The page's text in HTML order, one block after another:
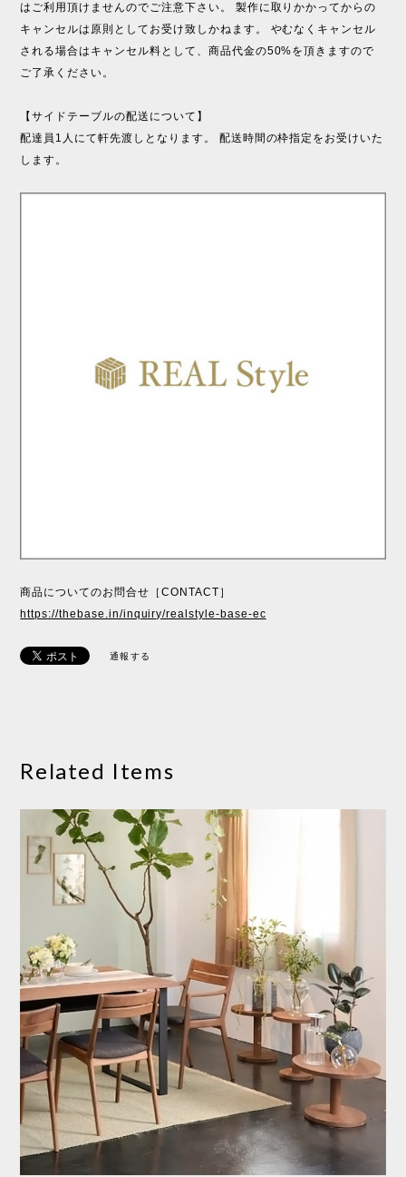
はご利用頂けませんのでご注意下さい。 製作に取りかかってからの
キャンセルは原則としてお受け致しかねます。 やむなくキャンセル
される場合はキャンセル料として、商品代金の50%を頂きますので
ご了承ください。
【サイドテーブルの配送について】
配達員1人にて軒先渡しとなります。 配送時間の枠指定をお受けいた
します。
商品についてのお問合せ［CONTACT］
https://thebase.in/inquiry/realstyle-base-ec
通報する
Related Items